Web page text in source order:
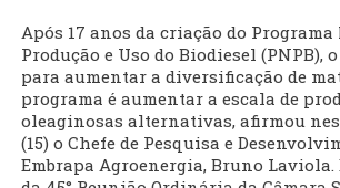
Após 17 anos da criação do
Produção e Uso do Biodiesel (PNPB),
para aumentar a diversificação de
programa é aumentar a escala de
oleaginosas alternativas, afirmou
(15) o Chefe de Pesquisa e
Embrapa Agroenergia, Bruno